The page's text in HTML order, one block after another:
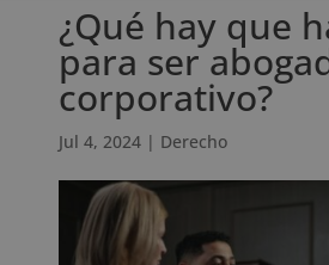
¿Qué hay que
para ser
corporativo?
Jul 4, 2024| Derecho